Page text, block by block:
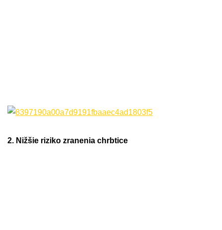
2. Nižšie riziko zranenia chrbtice